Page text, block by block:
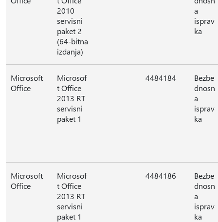
2010
servisni
paket 2
(64-bitna
izdanja)
a
isprav
ka
Microsoft
Office
Microsof
t Office
2013 RT
servisni
paket 1
4484184
Bezbe
dnosn
a
isprav
ka
Microsoft
Office
Microsof
t Office
2013 RT
servisni
paket 1
4484186
Bezbe
dnosn
a
isprav
ka